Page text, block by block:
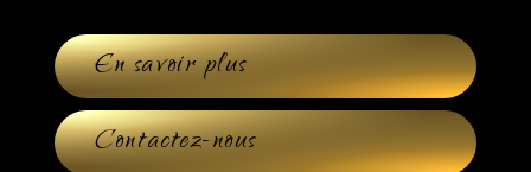
En savoir plus
Contactez-nous